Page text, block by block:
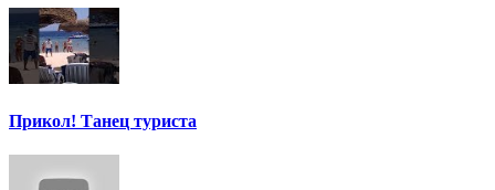
Прикол! Танец туриста